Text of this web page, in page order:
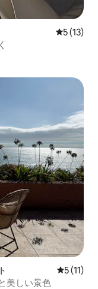
レビュー
5 (13)
レビュー
5 (11)
美しい景色